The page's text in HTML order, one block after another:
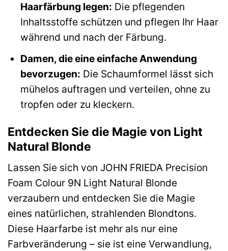
Haarfärbung legen: Die pflegenden
Inhaltsstoffe schützen und pflegen Ihr Haar
während und nach der Färbung.
Damen, die eine einfache Anwendung
bevorzugen: Die Schaumformel lässt sich
mühelos auftragen und verteilen, ohne zu
tropfen oder zu kleckern.
Entdecken Sie die Magie von Light
Natural Blonde
Lassen Sie sich von JOHN FRIEDA Precision
Foam Colour 9N Light Natural Blonde
verzaubern und entdecken Sie die Magie
eines natürlichen, strahlenden Blondtons.
Diese Haarfarbe ist mehr als nur eine
Farbveränderung – sie ist eine Verwandlung,